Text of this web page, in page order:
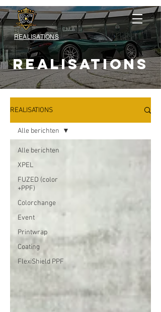
REALISATIONS
REALISATIONS
REALISATIONS
Alle berichten
XPEL
FUZED (color
+PPF)
Colorchange
Event
Printwrap
Coating
FlexiShield PPF
Alle berichten